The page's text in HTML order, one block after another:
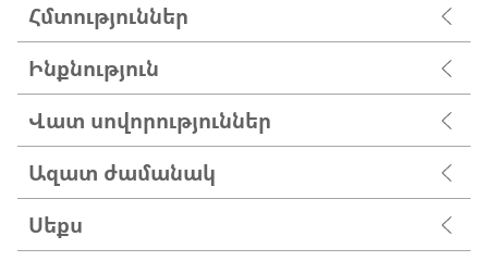
Հմտություններ
Ինքնություն
Վատ սովորություններ
Ազատ ժամանակ
Սեքս